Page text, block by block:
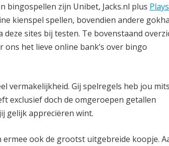
bingospellen zijn Unibet, Jacks.nl plus
kienspel spellen, bovendien andere
sites bij testen. Te bovenstaand
het lieve online bank’s over bingo
vermakelijkheid. Gij spelregels heb jou mits
exclusief doch de omgeroepen getallen
gelijk appreciëren wint.
ook de grootst uitgebreide koopje.